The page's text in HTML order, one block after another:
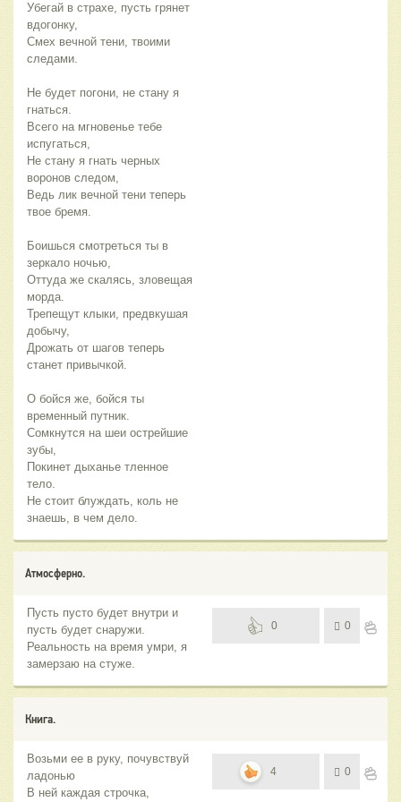
Убегай в страхе, пусть грянет
вдогонку,
Смех вечной тени, твоими
следами.
Не будет погони, не стану я
гнаться.
Всего на мгновенье тебе
испугаться,
Не стану я гнать черных
воронов следом,
Ведь лик вечной тени теперь
твое бремя.
Боишься смотреться ты в
зеркало ночью,
Оттуда же скалясь, зловещая
морда.
Трепещут клыки, предвкушая
добычу,
Дрожать от шагов теперь
станет привычкой.
О бойся же, бойся ты
временный путник.
Сомкнутся на шеи острейшие
зубы,
Покинет дыханье тленное
тело.
Не стоит блуждать, коль не
знаешь, в чем дело.
Атмосферно.
Пусть пусто будет внутри и
пусть будет снаружи.
Реальность на время умри, я
замерзаю на стуже.
0 0
Книга.
Возьми ее в руку, почувствуй
ладонью
В ней каждая строчка,
4 0